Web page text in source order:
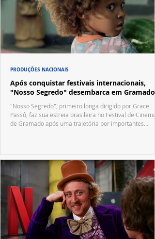
Após conquistar festivais internacionais,
"Nosso Segredo" desembarca em Gramado
"Nosso Segredo", primeiro longa dirigido por Grace
Passô, faz sua estreia brasileira no Festival de Cinema
de Gramado após uma trajetória por importantes
PRODUÇÕES NACIONAIS